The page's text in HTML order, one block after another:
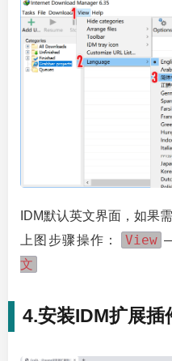
IDM默认英文界面，如果
上图步骤操作：
View
文
4.安装IDM扩展插